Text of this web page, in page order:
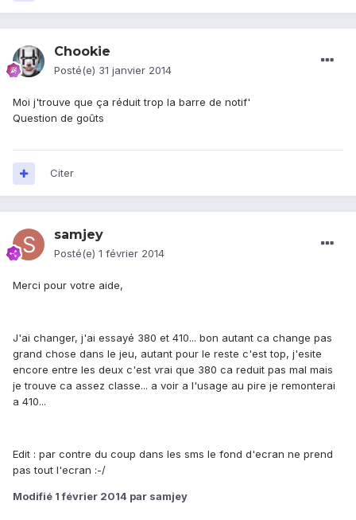
Chookie
Posté(e) 31 janvier 2014
Moi j'trouve que ça réduit trop la barre de notif'
Question de goûts
Citer
samjey
Posté(e) 1 février 2014
Merci pour votre aide,
J'ai changer, j'ai essayé 380 et 410... bon autant ca change pas
grand chose dans le jeu, autant pour le reste c'est top, j'esite
encore entre les deux c'est vrai que 380 ca reduit pas mal mais
je trouve ca assez classe... a voir a l'usage au pire je remonterai
a 410...
Edit : par contre du coup dans les sms le fond d'ecran ne prend
pas tout l'ecran :-/
Modifié 1 février 2014 par samjey